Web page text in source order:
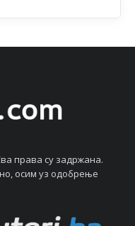
права су задржана.
осим уз одобрeњe